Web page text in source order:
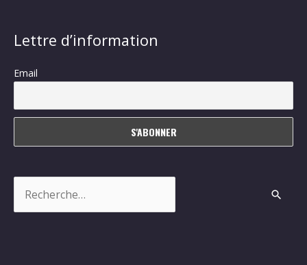
Lettre d’information
Email